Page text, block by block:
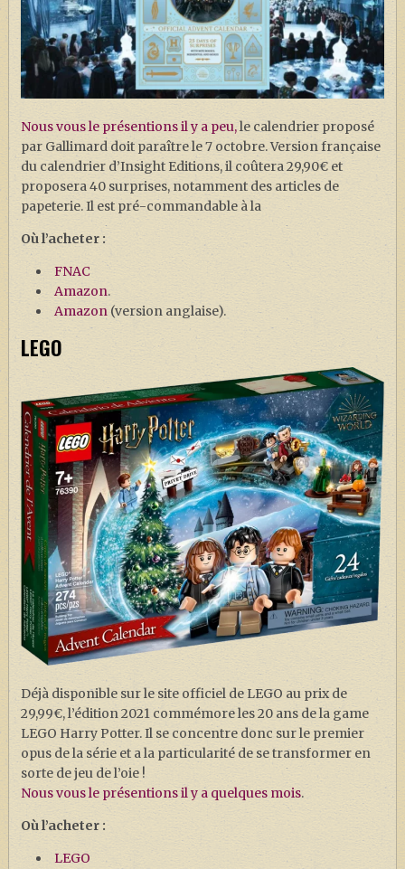
Nous vous le présentions il y a peu,le calendrier proposé
par Gallimard doit paraître le 7 octobre. Version française
du calendrier d’Insight Editions, il coûtera 29,90€ et
proposera 40 surprises, notamment des articles de
papeterie. Il est pré-commandable à la
Où l’acheter :
FNAC
Amazon.
Amazon (version anglaise).
LEGO
Déjà disponible sur le site officiel de LEGO au prix de
29,99€, l’édition 2021 commémore les 20 ans de la game
LEGO Harry Potter. Il se concentre donc sur le premier
opus de la série et a la particularité de se transformer en
sorte de jeu de l’oie !
Nous vous le présentions il y a quelques mois.
Où l’acheter :
LEGO